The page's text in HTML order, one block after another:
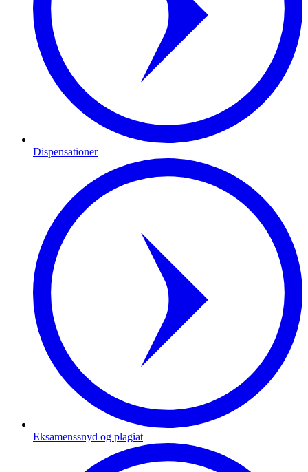
Dispensationer
Eksamenssnyd og plagiat